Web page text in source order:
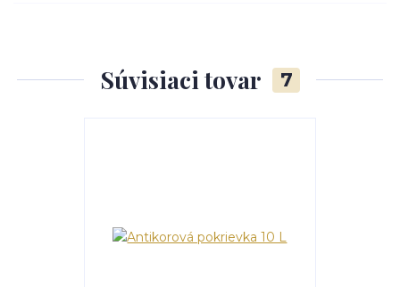
Súvisiaci tovar 7